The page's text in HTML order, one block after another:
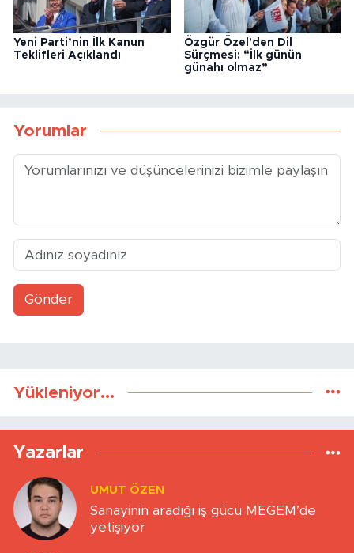
Yeni Parti’nin İlk Kanun
Teklifleri Açıklandı
Özgür Özel'den Dil
Sürçmesi: “İlk günün
günahı olmaz”
Yorumlar
Gönder
Yükleniyor...
Yazarlar
UMUT ÖZEN
Sanayinin aradığı iş gücü MEGEM’de
yetişiyor